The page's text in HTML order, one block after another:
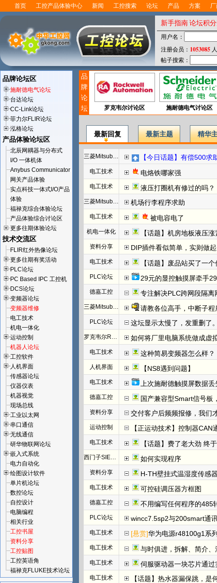
首页 工控产品体验中心 新闻 工控搜索 论坛 产品 方案
新手指南论坛积
用户名：
注册会员： 1053085
帖子搜索：
品牌论坛区
施耐德电气论坛
台达论坛
CC-Link论坛
菲力尔FLIR论坛
泓格论坛
产品体验论坛区
北辰网耦器与分布式
I/O 一体机体
Anybus Communicator
网关产品体验
实点科技一体式I/O产品
体验
福禄克综合体验论坛
产品体验综合讨论区
更多往期体验论坛
技术交流区
FLIR红外热像论坛
更多往期有奖活动
PLC论坛
PC Based IPC 工控机
DCS论坛
变频器论坛
变频器维修
电工技术
机电一体化
运动控制
机器人论坛
工控软件
人机界面
传感器论坛
仪器仪表
机器视觉
现场总线
工业以太网
串口通信
无线通信
研华物联网论坛
嵌入式系统
电力自动化
绘图设计软件
单片机论坛
数控论坛
自控设计
电脑编程
相关行业
工控书屋
资料分享
工控贴图
工控英语角
福禄克FLUKE技术论坛
品
牌
论
坛
罗克韦尔讨论区 施耐德电气讨论区
最新回复 最新主题 精华
三菱Mitsubishi 【今日话题】有偿500
电工技术 电烙铁哪家强
电工技术 液压打圈机有修过的吗？
三菱Mitsubishi 机场行李程序求助
电工技术 被电容电了
机电一体化 【话题】机房地板液压
资料分享 DIP插件看似简单，实则做
电工技术 【话题】废品站买了一
PLC论坛 29元的显控触摸屏牵手
德嘉工控 专注解决PLC跨网段隔离
三菱Mitsubishi 请教各位高手，中断子
PLC论坛 这坛显示太慢了，发重删了
罗克韦尔Rockwell(AB) 如何将厂里电脑系统做成虚
电工技术 这种简易变频器怎么样？
人机界面 【NS8遇到问题】
电工技术 上次施耐德触摸屏数据丢
德嘉工控 国产兼容型Smart信号板，通
资料分享 交付客户后频频报修，我们才
运动控制 【正运动技术】控制器
电工技术 【话题】费了老大劲 终于
西门子SIEMENS 如何实现程序
资料分享 H-TH壁挂式温湿度传感
电工技术 可控硅调压器方框图
德嘉工控 不用编写任何程序的485
PLC论坛 wincc7.5sp2与200smart通
电工技术 [悬赏]华为电源r48100g1系
电工技术 与时俱进，拆解、简介
电工技术 伺服驱动器一块芯片通
电工技术 【话题】热水器漏保跳，是